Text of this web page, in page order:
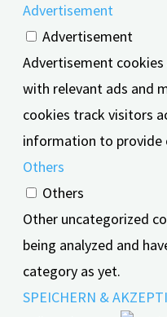
Advertisement
Advertisement
Advertisement
with relevant ads and
cookies track visitors
information to provide
Others
Others
Other uncategorized
being analyzed and
category as yet.
SPEICHERN &